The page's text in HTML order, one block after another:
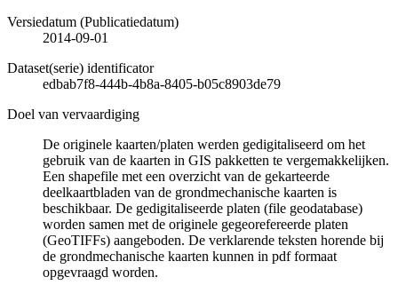
Versiedatum (Publicatiedatum)
2014-09-01
Dataset(serie) identificator
edbab7f8-444b-4b8a-8405-b05c8903de79
Doel van vervaardiging
De originele kaarten/platen werden gedigitaliseerd om het
gebruik van de kaarten in GIS pakketten te vergemakkelijken.
Een shapefile met een overzicht van de gekarteerde
deelkaartbladen van de grondmechanische kaarten is
beschikbaar. De gedigitaliseerde platen (file geodatabase)
worden samen met de originele gegeorefereerde platen
(GeoTIFFs) aangeboden. De verklarende teksten horende bij
de grondmechanische kaarten kunnen in pdf formaat
opgevraagd worden.